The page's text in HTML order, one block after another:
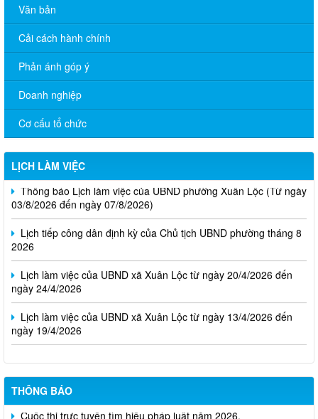
Văn bản
Cải cách hành chính
Phản ánh góp ý
Doanh nghiệp
Cơ cấu tổ chức
LỊCH LÀM VIỆC
Thông báo Lịch làm việc của UBND phường Xuân Lộc (Từ ngày
03/8/2026 đến ngày 07/8/2026)
Lịch tiếp công dân định kỳ của Chủ tịch UBND phường tháng 8
2026
Lịch làm việc của UBND xã Xuân Lộc từ ngày 20/4/2026 đến
ngày 24/4/2026
Lịch làm việc của UBND xã Xuân Lộc từ ngày 13/4/2026 đến
ngày 19/4/2026
THÔNG BÁO
Cuộc thi trực tuyến tìm hiểu pháp luật năm 2026.